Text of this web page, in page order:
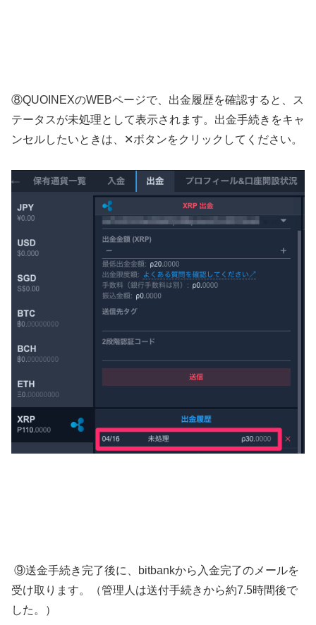
⑧QUOINEXのWEBページで、出金履歴を確認すると、ス
テータスが未処理として表示されます。出金手続きをキャ
ンセルしたいときは、✕ボタンをクリックしてください。
⑨送金手続き完了後に、bitbankから入金完了のメールを
受け取ります。（管理人は送付手続きから約7.5時間後で
した。）